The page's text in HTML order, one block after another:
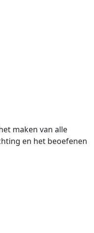
maken van alle
en het beoefenen